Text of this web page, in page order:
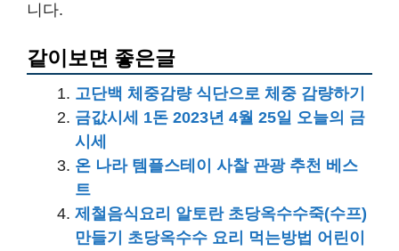
니다.
같이보면 좋은글
고단백 체중감량 식단으로 체중 감량하기
금값시세 1돈 2023년 4월 25일 오늘의 금
시세
온 나라 템플스테이 사찰 관광 추천 베스
트
제철음식요리 알토란 초당옥수수죽(수프)
만들기 초당옥수수 요리 먹는방법 어린이